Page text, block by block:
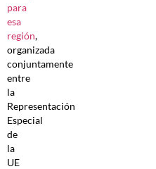
para
esa
región,
organizada
conjuntamente
entre
la
Representación
Especial
de
la
UE